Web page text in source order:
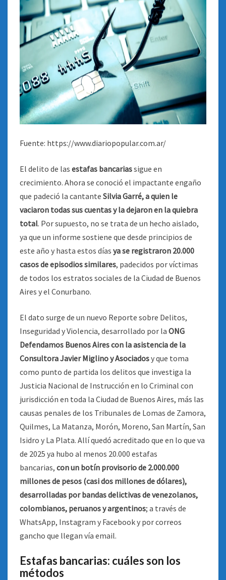
Fuente: https://www.diariopopular.com.ar/
El delito de las estafas bancariassigue en
crecimiento. Ahora se conoció el impactante engaño
que padeció la cantante Silvia Garré, a quien le
vaciaron todas sus cuentas y la dejaron en la quiebra
total. Por supuesto, no se trata de un hecho aislado,
ya que un informe sostiene que desde principios de
este año y hasta estos días ya se registraron 20.000
casos de episodios similares, padecidos por víctimas
de todos los estratos sociales de la Ciudad de Buenos
Aires y el Conurbano.
El dato surge de un nuevo Reporte sobre Delitos,
Inseguridad y Violencia, desarrollado por la ONG
Defendamos Buenos Aires con la asistencia de la
Consultora Javier Miglino y Asociadosy que toma
como punto de partida los delitos que investiga la
Justicia Nacional de Instrucción en lo Criminal con
jurisdicción en toda la Ciudad de Buenos Aires, más las
causas penales de los Tribunales de Lomas de Zamora,
Quilmes, La Matanza, Morón, Moreno, San Martín, San
Isidro y La Plata. Allí quedó acreditado que en lo que va
de 2025 ya hubo al menos 20.000 estafas
bancarias, con un botín provisorio de 2.000.000
millones de pesos (casi dos millones de dólares),
desarrolladas por bandas delictivas de venezolanos,
colombianos, peruanos y argentinos; a través de
WhatsApp, Instagram y Facebook y por correos
gancho que llegan vía email.
Estafas bancarias: cuáles son los
métodos